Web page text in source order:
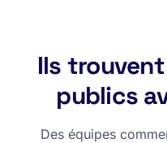
Ils
publics
Des équipes